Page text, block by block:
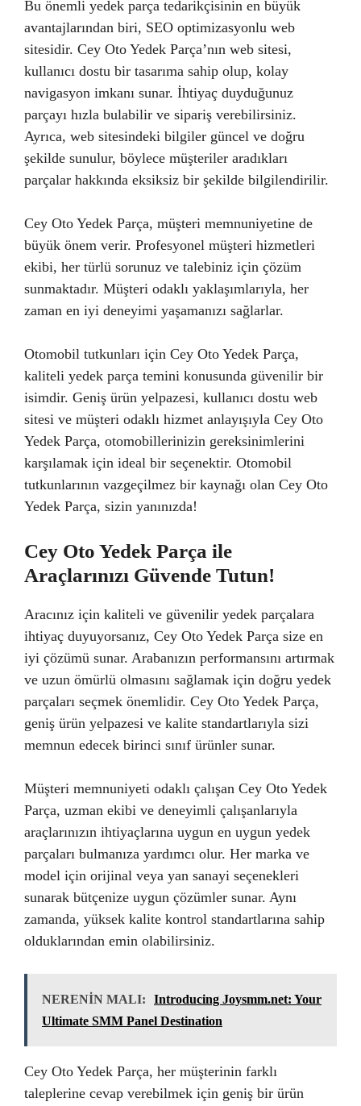
Bu önemli yedek parça tedarikçisinin en büyük
avantajlarından biri, SEO optimizasyonlu web
sitesidir. Cey Oto Yedek Parça’nın web sitesi,
kullanıcı dostu bir tasarıma sahip olup, kolay
navigasyon imkanı sunar. İhtiyaç duyduğunuz
parçayı hızla bulabilir ve sipariş verebilirsiniz.
Ayrıca, web sitesindeki bilgiler güncel ve doğru
şekilde sunulur, böylece müşteriler aradıkları
parçalar hakkında eksiksiz bir şekilde bilgilendirilir.
Cey Oto Yedek Parça, müşteri memnuniyetine de
büyük önem verir. Profesyonel müşteri hizmetleri
ekibi, her türlü sorunuz ve talebiniz için çözüm
sunmaktadır. Müşteri odaklı yaklaşımlarıyla, her
zaman en iyi deneyimi yaşamanızı sağlarlar.
Otomobil tutkunları için Cey Oto Yedek Parça,
kaliteli yedek parça temini konusunda güvenilir bir
isimdir. Geniş ürün yelpazesi, kullanıcı dostu web
sitesi ve müşteri odaklı hizmet anlayışıyla Cey Oto
Yedek Parça, otomobillerinizin gereksinimlerini
karşılamak için ideal bir seçenektir. Otomobil
tutkunlarının vazgeçilmez bir kaynağı olan Cey Oto
Yedek Parça, sizin yanınızda!
Cey Oto Yedek Parça ile
Araçlarınızı Güvende Tutun!
Aracınız için kaliteli ve güvenilir yedek parçalara
ihtiyaç duyuyorsanız, Cey Oto Yedek Parça size en
iyi çözümü sunar. Arabanızın performansını artırmak
ve uzun ömürlü olmasını sağlamak için doğru yedek
parçaları seçmek önemlidir. Cey Oto Yedek Parça,
geniş ürün yelpazesi ve kalite standartlarıyla sizi
memnun edecek birinci sınıf ürünler sunar.
Müşteri memnuniyeti odaklı çalışan Cey Oto Yedek
Parça, uzman ekibi ve deneyimli çalışanlarıyla
araçlarınızın ihtiyaçlarına uygun en uygun yedek
parçaları bulmanıza yardımcı olur. Her marka ve
model için orijinal veya yan sanayi seçenekleri
sunarak bütçenize uygun çözümler sunar. Aynı
zamanda, yüksek kalite kontrol standartlarına sahip
olduklarından emin olabilirsiniz.
NERENİN MALI:
Introducing Joysmm.net: Your
Ultimate SMM Panel Destination
Cey Oto Yedek Parça, her müşterinin farklı
taleplerine cevap verebilmek için geniş bir ürün